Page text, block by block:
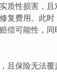
质性损害，
复费用。此
偿可能性，
且保险无法